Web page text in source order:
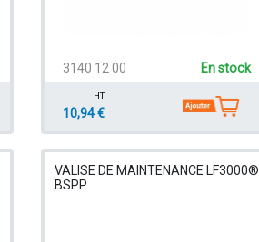
3140 12 00 En stock
HT
10,94 €
VALISE DE MAINTENANCE LF3000®
BSPP